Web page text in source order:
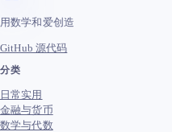
用数学和爱创造
GitHub 源代码
分类
日常实用
金融与货币
数学与代数